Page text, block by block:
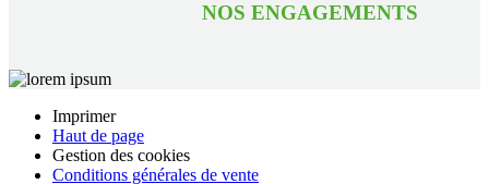
NOS ENGAGEMENTS
Imprimer
Haut de page
Gestion des cookies
Conditions générales de vente